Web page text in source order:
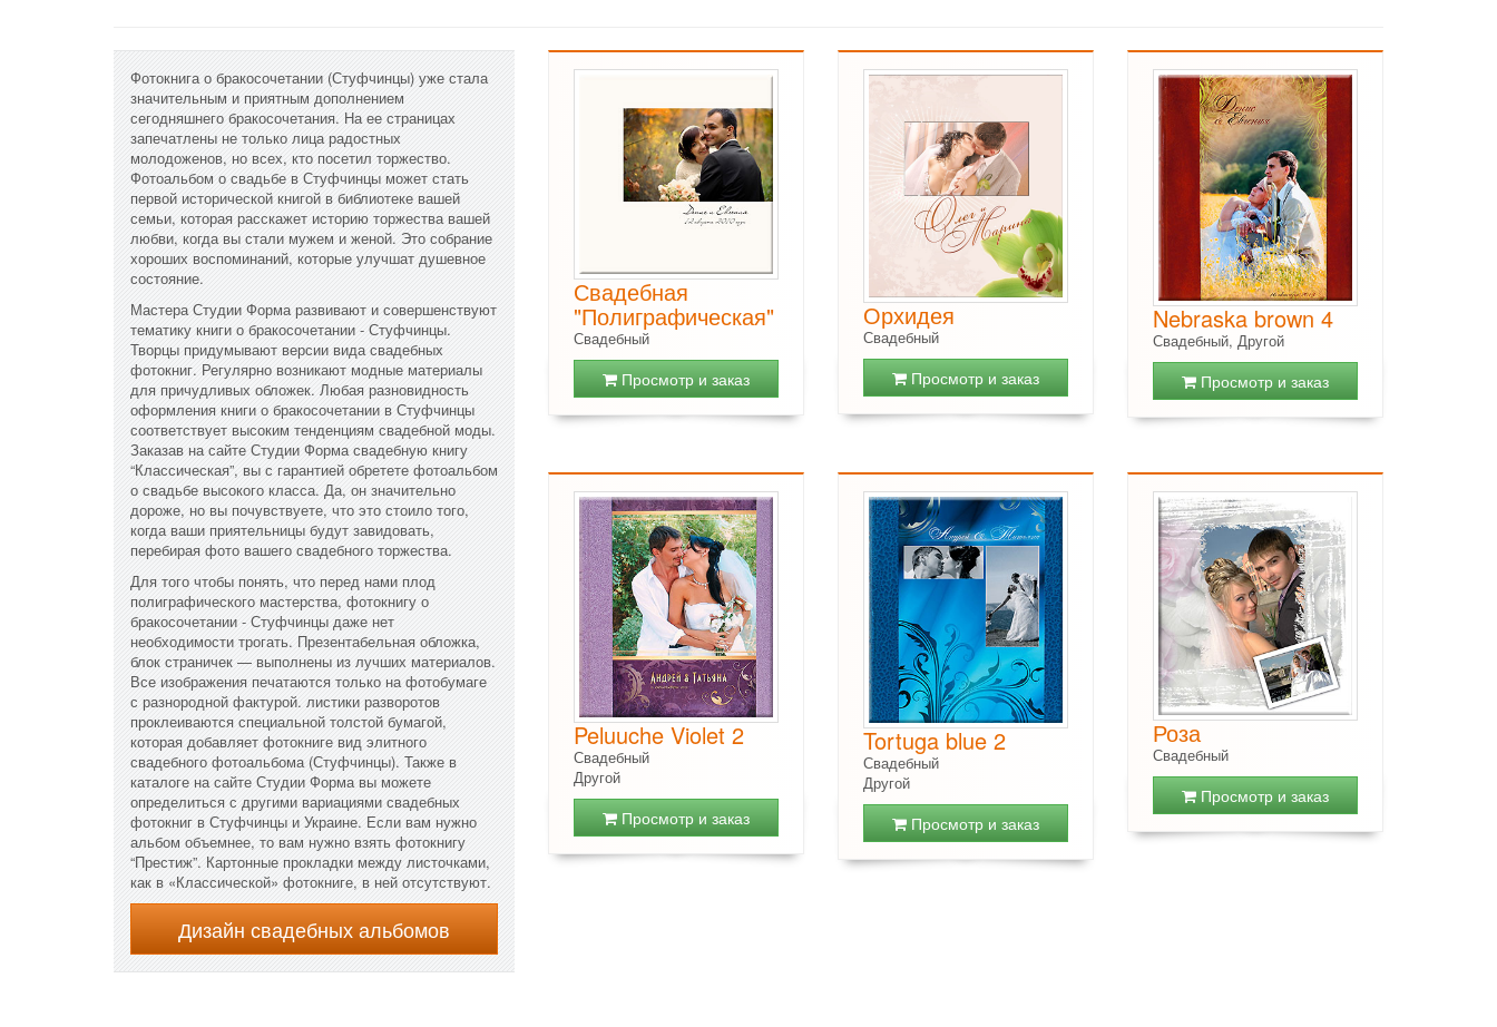
Фотокнига о бракосочетании (Стуфчинцы) уже стала
значительным и приятным дополнением
сегодняшнего бракосочетания. На ее страницах
запечатлены не только лица радостных
молодоженов, но всех, кто посетил торжество.
Фотоальбом о свадьбе в Стуфчинцы может стать
первой исторической книгой в библиотеке вашей
семьи, которая расскажет историю торжества вашей
любви, когда вы стали мужем и женой. Это собрание
хороших воспоминаний, которые улучшат душевное
состояние.
Мастера Студии Форма развивают и совершенствуют
тематику книги о бракосочетании - Стуфчинцы.
Творцы придумывают версии вида свадебных
фотокниг. Регулярно возникают модные материалы
для причудливых обложек. Любая разновидность
оформления книги о бракосочетании в Стуфчинцы
соответствует высоким тенденциям свадебной моды.
Заказав на сайте Студии Форма свадебную книгу
“Классическая”, вы с гарантией обретете фотоальбом
о свадьбе высокого класса. Да, он значительно
дороже, но вы почувствуете, что это стоило того,
когда ваши приятельницы будут завидовать,
перебирая фото вашего свадебного торжества.
Для того чтобы понять, что перед нами плод
полиграфического мастерства, фотокнигу о
бракосочетании - Стуфчинцы даже нет
необходимости трогать. Презентабельная обложка,
блок страничек — выполнены из лучших материалов.
Все изображения печатаются только на фотобумаге
с разнородной фактурой. листики разворотов
проклеиваются специальной толстой бумагой,
которая добавляет фотокниге вид элитного
свадебного фотоальбома (Стуфчинцы). Также в
каталоге на сайте Студии Форма вы можете
определиться с другими вариациями свадебных
фотокниг в Стуфчинцы и Украине. Если вам нужно
альбом объемнее, то вам нужно взять фотокнигу
“Престиж”. Картонные прокладки между листочками,
как в «Классической» фотокниге, в ней отсутствуют.
Дизайн свадебных альбомов
Свадебная
"Полиграфическая"
Свадебный
Просмотр и заказ
Орхидея
Свадебный
Просмотр и заказ
Nebraska brown 4
Свадебный, Другой
Просмотр и заказ
Peluuche Violet 2
Свадебный
Другой
Просмотр и заказ
Tortuga blue 2
Свадебный
Другой
Просмотр и заказ
Роза
Свадебный
Просмотр и заказ